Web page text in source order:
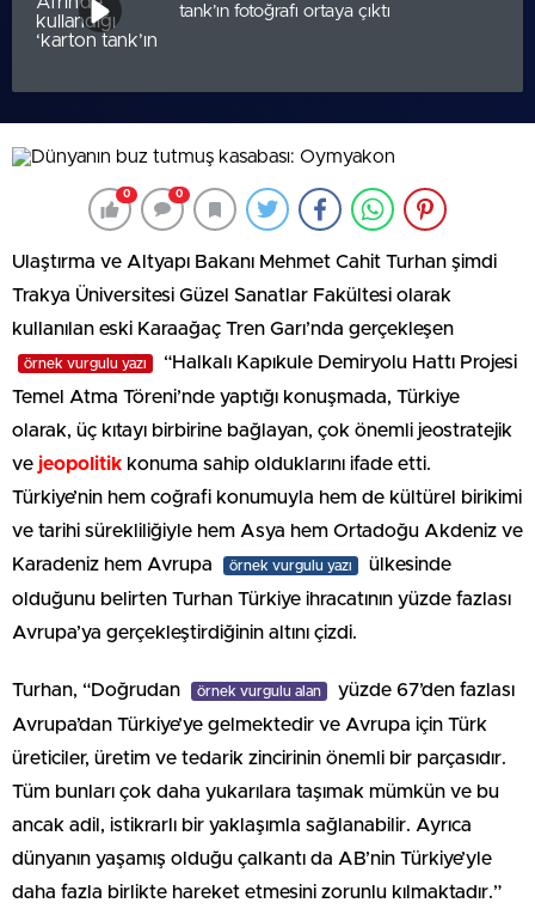
tank’ın fotoğrafı ortaya çıktı
0 0
Ulaştırma ve Altyapı Bakanı Mehmet Cahit Turhan şimdi
Trakya Üniversitesi Güzel Sanatlar Fakültesi olarak
kullanılan eski Karaağaç Tren Garı’nda gerçekleşen
örnek vurgulu yazı
“Halkalı Kapıkule Demiryolu Hattı Projesi
Temel Atma Töreni’nde yaptığı konuşmada, Türkiye
olarak, üç kıtayı birbirine bağlayan, çok önemli jeostratejik
ve jeopolitik konuma sahip olduklarını ifade etti.
Türkiye’nin hem coğrafi konumuyla hem de kültürel birikimi
ve tarihi sürekliliğiyle hem Asya hem Ortadoğu Akdeniz ve
Karadeniz hem Avrupa
örnek vurgulu yazı
ülkesinde
olduğunu belirten Turhan Türkiye ihracatının yüzde fazlası
Avrupa’ya gerçekleştirdiğinin altını çizdi.
Turhan, “Doğrudan örnek vurgulu alan
yüzde 67’den fazlası
Avrupa’dan Türkiye’ye gelmektedir ve Avrupa için Türk
üreticiler, üretim ve tedarik zincirinin önemli bir parçasıdır.
Tüm bunları çok daha yukarılara taşımak mümkün ve bu
ancak adil, istikrarlı bir yaklaşımla sağlanabilir. Ayrıca
dünyanın yaşamış olduğu çalkantı da AB’nin Türkiye’yle
daha fazla birlikte hareket etmesini zorunlu kılmaktadır.”